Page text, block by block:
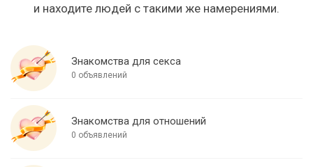
и находите людей с такими же намерениями.
Знакомства для секса
0 объявлений
Знакомства для отношений
0 объявлений